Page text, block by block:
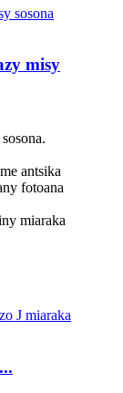
misy
antsika
fotoana
miaraka